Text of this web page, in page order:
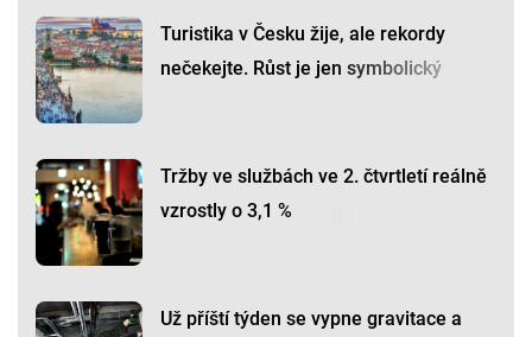
Turistika v Česku žije, ale rekordy
nečekejte. Růst je jen symbolický
Tržby ve službách ve 2. čtvrtletí reálně
vzrostly o 3,1 %
Už příští týden se vypne gravitace a